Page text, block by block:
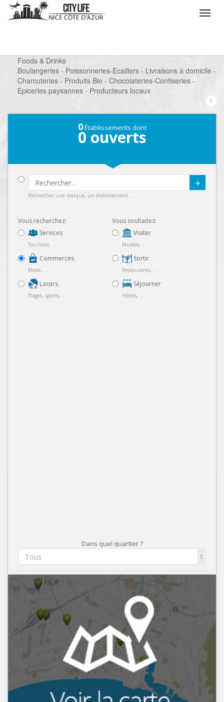
Foods & Drinks
/
Boulangeries - Poissonneries-Ecaillers - Livraisons à domicile -
Charcuteries - Produits Bio - Chocolateries-Confiseries -
Epiceries paysannes - Producteurs locaux
0Établissements dont
0 ouverts
Rechercher une marque, un établissement...
Vous recherchez:
Services
Tourisme, ...
Commerces
Mode, ...
Loisirs
Plages, sports, ...
Vous souhaitez:
Visiter
Musées, ...
Sortir
Restaurants, ...
Séjourner
Hôtels, ...
Dans quel quartier ?
Tous